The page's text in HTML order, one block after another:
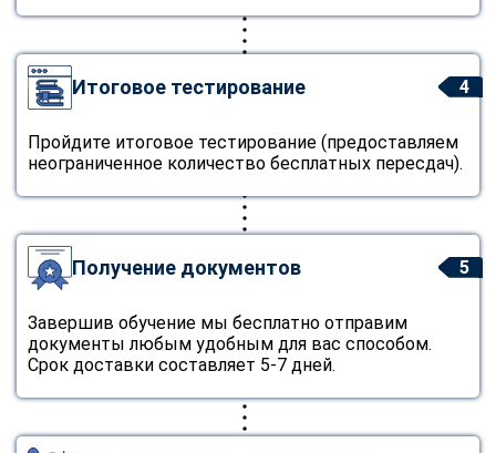
4
Итоговое тестирование
Пройдите итоговое тестирование (предоставляем
неограниченное количество бесплатных пересдач).
5
Получение документов
Завершив обучение мы бесплатно отправим
документы любым удобным для вас способом.
Срок доставки составляет 5-7 дней.